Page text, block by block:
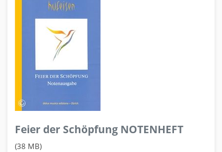
Feier der Schöpfung NOTENHEFT
(38 MB)